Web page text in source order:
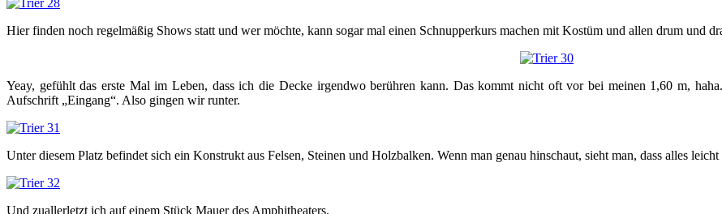
Hier finden noch regelmäßig Shows statt und wer möchte, kann sogar mal einen Schnupperkurs machen mit Kostüm und allen drum und
Yeay, gefühlt das erste Mal im Leben, dass ich die Decke irgendwo berühren kann. Das kommt nicht oft vor bei meinen 1,60 m,
Aufschrift „Eingang“. Also gingen wir runter.
Unter diesem Platz befindet sich ein Konstrukt aus Felsen, Steinen und Holzbalken. Wenn man genau hinschaut, sieht man, dass alles leicht
Und zuallerletzt ich auf einem Stück Mauer des Amphitheaters.